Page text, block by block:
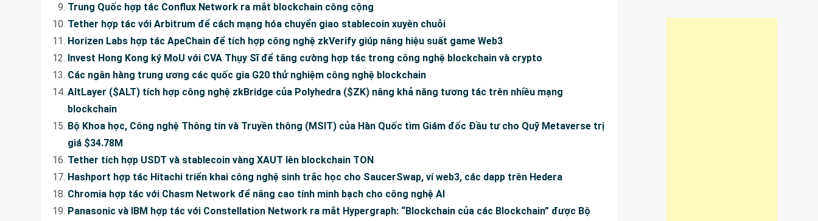
Trung Quốc hợp tác Conflux Network ra mắt blockchain công cộng
Tether hợp tác với Arbitrum để cách mạng hóa chuyển giao stablecoin xuyên chuỗi
Horizen Labs hợp tác ApeChain để tích hợp công nghệ zkVerify giúp nâng hiệu suất game Web3
Invest Hong Kong ký MoU với CVA Thụy Sĩ để tăng cường hợp tác trong công nghệ blockchain và crypto
Các ngân hàng trung ương các quốc gia G20 thử nghiệm công nghệ blockchain
AltLayer ($ALT) tích hợp công nghệ zkBridge của Polyhedra ($ZK) nâng khả năng tương tác trên nhiều mạng
blockchain
Bộ Khoa học, Công nghệ Thông tin và Truyền thông (MSIT) của Hàn Quốc tìm Giám đốc Đầu tư cho Quỹ Metaverse trị
giá $34.78M
Tether tích hợp USDT và stablecoin vàng XAUT lên blockchain TON
Hashport hợp tác Hitachi triển khai công nghệ sinh trắc học cho SaucerSwap, ví web3, các dapp trên Hedera
Chromia hợp tác với Chasm Network để nâng cao tính minh bạch cho công nghệ AI
Panasonic và IBM hợp tác với Constellation Network ra mắt Hypergraph: “Blockchain của các Blockchain” được Bộ